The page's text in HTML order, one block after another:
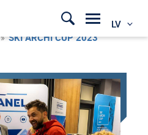
LV
»SKI ARCHI CUP 2023